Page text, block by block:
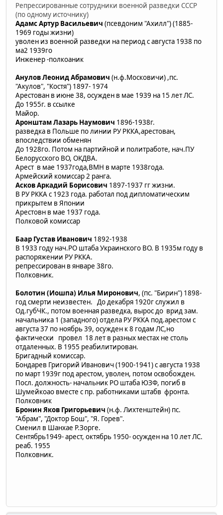
Репрессированные сотрудники военной разведки СССР
(по одному источнику)
Адамс Артур Васильевич (псевдоним "Ахилл") (1885-
1969 годы жизни)
уволен из военной разведки на период с августа 1938 по
ма2 1939го
Инженер -полкоаник
Анулов Леонид Абрамович (н.ф.Московичи) ,пс.
"Акулов", "Костя") 1897- 1974
Арестован в июне 38, осужден в мае 1939 на 15 лет ЛС.
До 1955г. в ссылке
Майор.
Аронштам Лазарь Наумович 1896-1938г.
разведка в Польше по линии РУ РККА,арестован,
впоследствии обменян
До 1928го. Потом на партийной и политработе, нач.ПУ
Белорусского ВО, ОКДВА.
Арест в мае 1937года,ВМН в марте 1938года.
Армейский комиссар 2 ранга.
Асков Аркадий Борисович 1897-1937 гг жизни.
В РУ РККА с 1923 года. работал под дипломатическим
прикрытем в Японии
Арестовн в мае 1937 года.
Полковой комиссар
Баар Густав Иванович 1892-1938
В 1933 году нач.РО штаба Украинского ВО. В 1935м году в
распоряжении РУ РККА.
репрессирован в январе 38го.
Полковник.
Болотин (Иошпа) Илья Миронович, (пс. "Бирин") 1898-
год смерти неизвестен. До декабря 1920г служил в
Од.губЧК., потом военная разведка, вырос до врид зам.
начальника 1 (западного) отдела РУ РККА под.арестом с
августа 37 по ноябрь 39, осужден к 8 годам ЛС,но
фактически провел 18 лет в разных местах не столь
отдаленных. В 1955 реабилитирован.
Бригадный комиссар.
Бондарев Григорий Иванович (1900-1941) с августа 1938
по март 1939г под арестом, уволен, потом освобожден.
Посл. должность- начальник РО штаба ЮЗФ, погиб в
Шумейкоао вместе с пр. работниками штабв фронта.
Полковник
Бронин Яков Григорьевич (н.ф. Лихтенштейн) пс.
"Абрам", "Доктор Бош", "Я. Горев".
Сменил в Шанхае Р.Зорге.
Сентябрь1949- арест, октябрь 1950- осужден на 10 лет ЛС.
реаб. 1955
Полковник.